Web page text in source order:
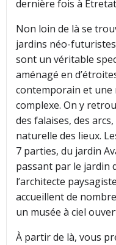
dernière fois à
Non loin de là se
jardins néo-
sont un véritable
aménagé en
contemporain et une
complexe. On y
des falaises, des
naturelle des lieux.
7 parties, du jardin
passant par le jardin
l’architecte
accueillent de
un musée à ciel
À partir de là, vous